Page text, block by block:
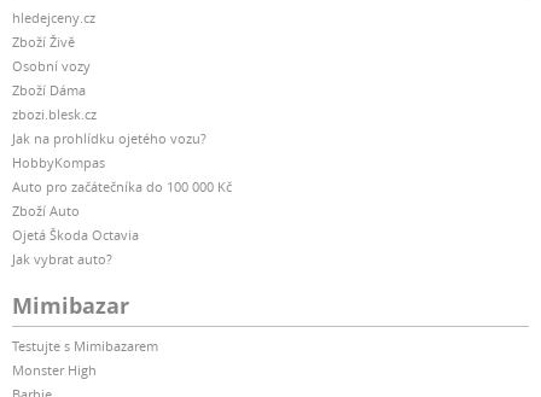
hledejceny.cz
Zboží Živě
Osobní vozy
Zboží Dáma
zbozi.blesk.cz
Jak na prohlídku ojetého vozu?
HobbyKompas
Auto pro začátečníka do 100 000 Kč
Zboží Auto
Ojetá Škoda Octavia
Jak vybrat auto?
Mimibazar
Testujte s Mimibazarem
Monster High